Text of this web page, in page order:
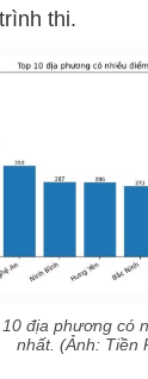
thi.
địa phương có
nhất. (Ảnh: Tiền